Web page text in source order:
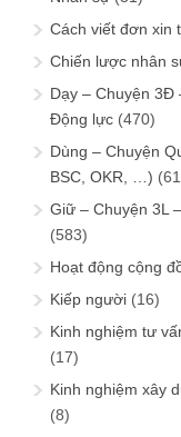
Cách viết đơn xin
Chiến lược nhân
Dạy – Chuyện
Động lực (470)
Dùng – Chuyện
BSC, OKR, …)
Giữ – Chuyện 3L
(583)
Hoạt động cộng
Kiếp người (16)
Kinh nghiệm tư
(17)
Kinh nghiệm xây
(8)